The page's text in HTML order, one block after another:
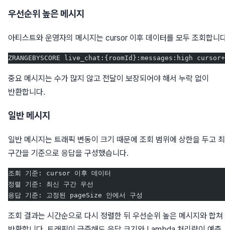
우선순위 높은 메시지
아티스트와 운영자의 메시지는 cursor 이후 데이터를 모두 조회합니
ZRANGEBYSCORE live_chat:{roomId}:messages:high
중요 메시지는 수가 많지 않고 전달이 보장되어야 해서 누락 없이
반환합니다.
일반 메시지
일반 메시지는 트래픽 변동이 크기 때문에 조회 범위에 상한을 두고
구간을 기준으로 응답을 구성했습니다.
조회 기준: cursor 이후 데이터
정렬 기준: 최신 구간 우선
응답 기준: 고정된 pageSize 안에서 구성
조회 결과는 시간순으로 다시 정렬한 뒤 우선순위 높은 메시지와 합쳐